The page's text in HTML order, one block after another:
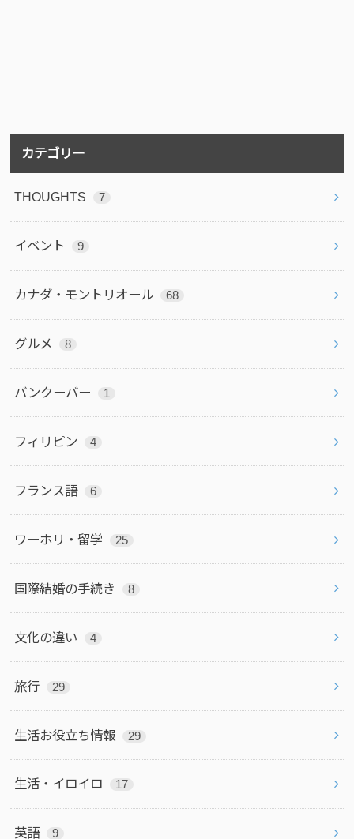
カテゴリー
THOUGHTS 7
イベント 9
カナダ・モントリオール 68
グルメ 8
バンクーバー 1
フィリピン 4
フランス語 6
ワーホリ・留学 25
国際結婚の手続き 8
文化の違い 4
旅行 29
生活お役立ち情報 29
生活・イロイロ 17
英語 9